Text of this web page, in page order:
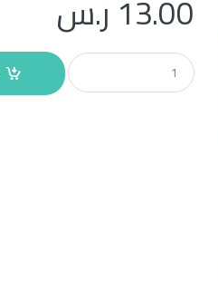
13.00 ر.س
Q
u
a